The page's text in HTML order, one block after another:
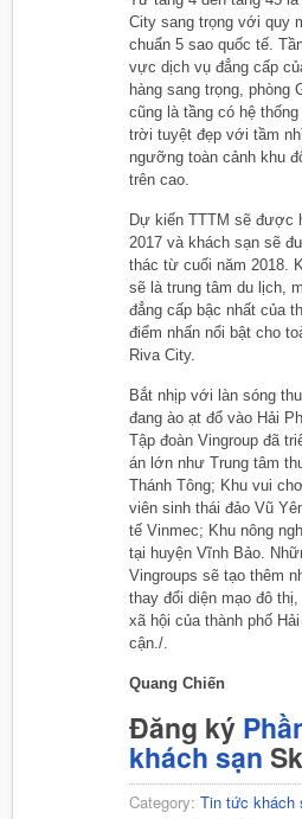
City sang trọng với quy
chuẩn 5 sao quốc tế.
vực dịch vụ đẳng cấp
hàng sang trọng,
cũng là tầng có hệ
trời tuyệt đẹp với tầm
ngưỡng toàn cảnh khu
trên cao.
Dự kiến TTTM sẽ được
2017 và khách sạn sẽ
thác từ cuối năm 2018.
sẽ là trung tâm du lịch,
đẳng cấp bậc nhất của
điểm nhấn nổi bật cho
Riva City.
Bắt nhịp với làn sóng
đang ào ạt đổ vào Hải
Tập đoàn Vingroup đã
án lớn như Trung tâm
Thánh Tông; Khu vui
viên sinh thái đảo Vũ
tế Vinmec; Khu nông
tại huyện Vĩnh Bảo.
Vingroups sẽ tạo thêm
thay đổi diện mạo đô
xã hội của thành phố
cận./.
Quang Chiến
Đăng ký
khách sạn
Category: Tin tức khách